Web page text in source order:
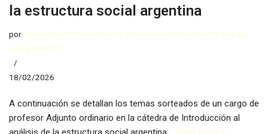
la estructura social argentina
porDirección de Publicaciones y Comunicación Facultad de Trabajo
Social (UNLP)
18/02/2026
A continuación se detallan los temas sorteados de un cargo de
profesor Adjunto ordinario en la cátedra de Introducción al